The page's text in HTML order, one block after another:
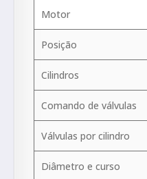
Motor
Posição
Cilindros
Comando de válvulas
Válvulas por cilindro
Diâmetro e curso